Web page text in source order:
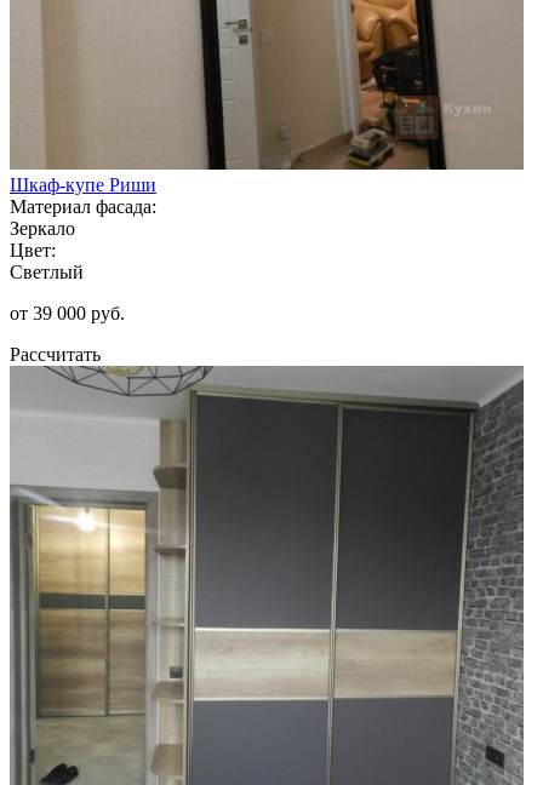
Шкаф-купе Риши
Материал фасада:
Зеркало
Цвет:
Светлый
от 39 000 руб.
Рассчитать